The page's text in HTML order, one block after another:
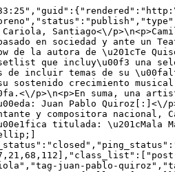
Santiago<\/
en sociedad y ante un
de la autora de \u201cTe
que incluy\u00f3 una
de incluir temas de su
sostenido crecimiento
p>\n<p>En suma, una
Juan Pablo
y compositora nacional,
titulada: \u201cMala
juan-pablo-